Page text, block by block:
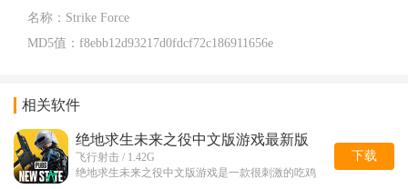
名称： Strike Force
MD5值： f8ebb12d93217d0fdcf72c186911656e
相关软件
绝地求生未来之役中文版游戏最新版
飞行射击 / 1.42G
绝地求生未来之役中文版游戏是一款很刺激的吃鸡
下载